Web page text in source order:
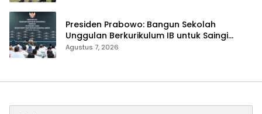
Presiden Prabowo: Bangun Sekolah
Unggulan Berkurikulum IB untuk Saingi
Dunia
Agustus 7, 2026